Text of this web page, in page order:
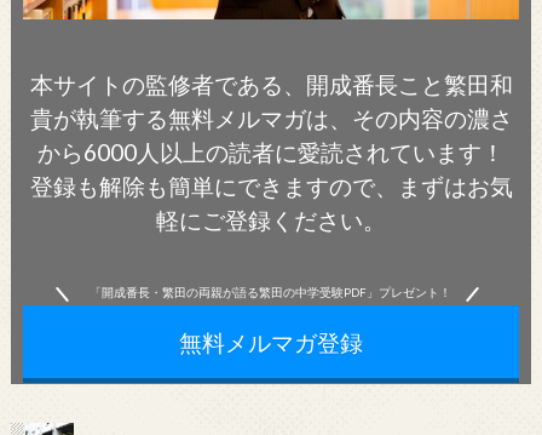
本サイトの監修者である、開成番長こと繁田和
貴が執筆する無料メルマガは、その内容の濃さ
から6000人以上の読者に愛読されています！
登録も解除も簡単にできますので、まずはお気
軽にご登録ください。
「開成番長・繁田の両親が語る繁田の中学受験PDF」プレゼント！
無料メルマガ登録